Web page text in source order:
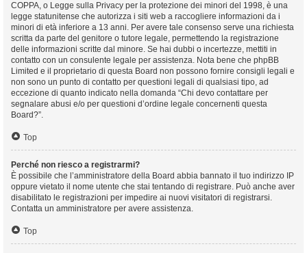
COPPA, o Legge sulla Privacy per la protezione dei minori del 1998, è una
legge statunitense che autorizza i siti web a raccogliere informazioni da i
minori di età inferiore a 13 anni. Per avere tale consenso serve una richiesta
scritta da parte del genitore o tutore legale, permettendo la registrazione
delle informazioni scritte dal minore. Se hai dubbi o incertezze, mettiti in
contatto con un consulente legale per assistenza. Nota bene che phpBB
Limited e il proprietario di questa Board non possono fornire consigli legali e
non sono un punto di contatto per questioni legali di qualsiasi tipo, ad
eccezione di quanto indicato nella domanda “Chi devo contattare per
segnalare abusi e/o per questioni d’ordine legale concernenti questa
Board?”.
Top
Perché non riesco a registrarmi?
È possibile che l’amministratore della Board abbia bannato il tuo indirizzo IP
oppure vietato il nome utente che stai tentando di registrare. Può anche aver
disabilitato le registrazioni per impedire ai nuovi visitatori di registrarsi.
Contatta un amministratore per avere assistenza.
Top